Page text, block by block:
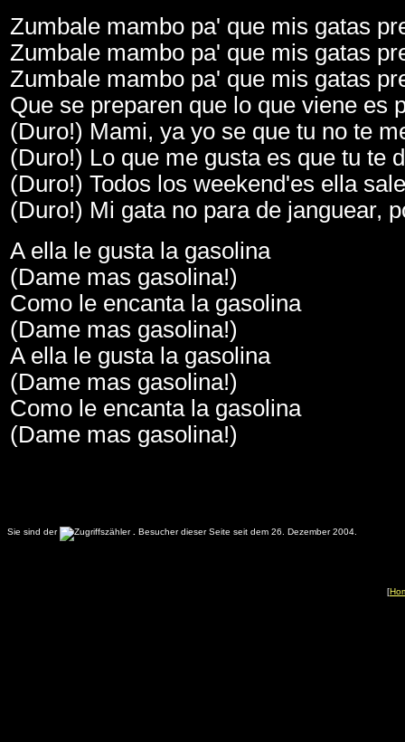
Zumbale mambo pa' que mis gatas
Zumbale mambo pa' que mis gatas
Zumbale mambo pa' que mis gatas
Que se preparen que lo que viene es
(Duro!) Mami, ya yo se que tu no te
(Duro!) Lo que me gusta es que tu te
(Duro!) Todos los weekend'es ella
(Duro!) Mi gata no para de janguear,
A ella le gusta la gasolina
(Dame mas gasolina!)
Como le encanta la gasolina
(Dame mas gasolina!)
A ella le gusta la gasolina
(Dame mas gasolina!)
Como le encanta la gasolina
(Dame mas gasolina!)
Sie sind der . Besucher dieser Seite seit dem 26. Dezember 2004.
[